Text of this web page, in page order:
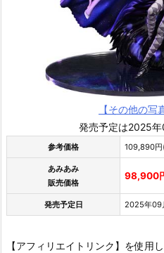
【その他の写
発売予定は2025年
参考価格 109,890円
あみあみ
販売価格
98,900
発売予定日 2025年09
【アフィリエイトリンク】を使用